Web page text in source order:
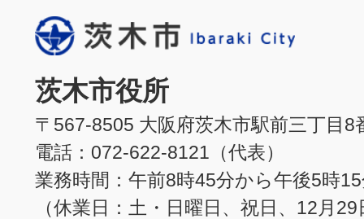
茨木市役所
〒567-8505 大阪府茨木市駅前三丁目8
電話：072-622-8121（代表）
業務時間：午前8時45分から午後5時
（休業日：土・日曜日、祝日、12月